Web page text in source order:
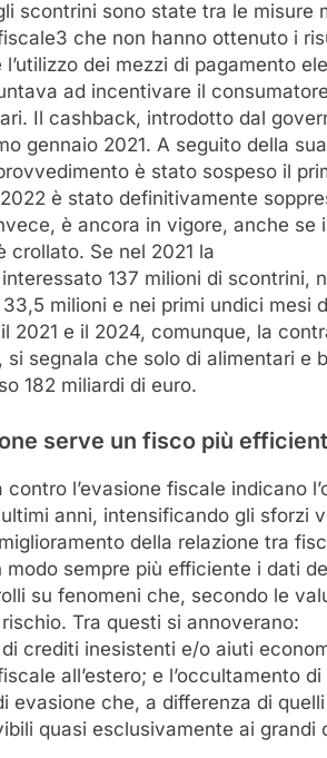
scontrini sono state tra le misure
che non hanno ottenuto i
dei mezzi di pagamento
ad incentivare il
Il cashback, introdotto dal
gennaio 2021. A seguito della
è stato sospeso il
è stato definitivamente
è ancora in vigore, anche se
crollato. Se nel 2021 la
137 milioni di scontrini,
milioni e nei primi undici mesi
2021 e il 2024, comunque, la
segnala che solo di alimentari e
182 miliardi di euro.
serve un fisco più
l’evasione fiscale indicano
anni, intensificando gli sforzi
della relazione tra
sempre più efficiente i dati
su fenomeni che, secondo le
Tra questi si annoverano:
di crediti inesistenti e/o aiuti
all’estero; e l’occultamento
evasione che, a differenza di
quasi esclusivamente ai grandi